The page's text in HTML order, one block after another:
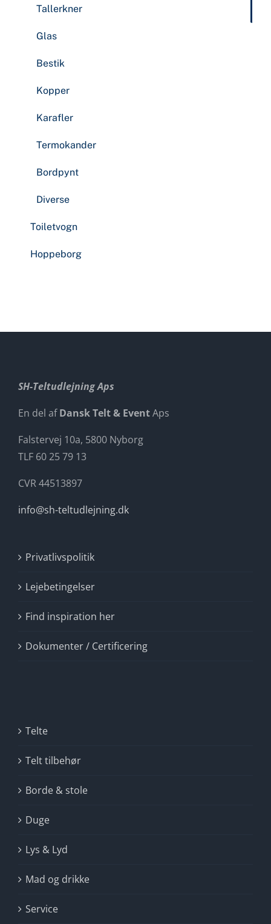
Tallerkner
Glas
Bestik
Kopper
Karafler
Termokander
Bordpynt
Diverse
Toiletvogn
Hoppeborg
SH-Teltudlejning Aps
En del afDansk Telt & EventAps
Falstervej 10a, 5800 Nyborg
TLF 60 25 79 13
CVR 44513897
info@sh-teltudlejning.dk
Privatlivspolitik
Lejebetingelser
Find inspiration her
Dokumenter / Certificering
Telte
Telt tilbehør
Borde & stole
Duge
Lys & Lyd
Mad og drikke
Service